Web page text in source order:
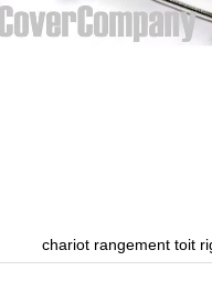
chariot rangement toit